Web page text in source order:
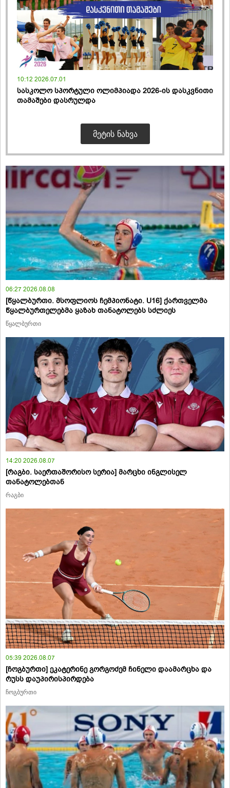
10:12 2026.07.01
სასკოლო სპორტული ოლიმპიადა 2026-ის დასკვნითი
თამაშები დასრულდა
ᲛᲔᲢᲘᲡ ᲜᲐᲮᲕᲐ
06:27 2026.08.08
[წყალბურთი. მსოფლიოს ჩემპიონატი. U16] ქართველმა
წყალბურთელებმა ყაზახ თანატოლებს სძლიეს
წყალბურთი
14:20 2026.08.07
[რაგბი. საერთაშორისო სერია] მარცხი ინგლისელ
თანატოლებთან
რაგბი
05:39 2026.08.07
[ჩოგბურთი] ეკატერინე გორგოძემ ჩინელი დაამარცხა და
რუსს დაუპირისპირდება
ჩოგბურთი